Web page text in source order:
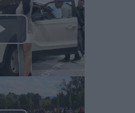
Play
Video